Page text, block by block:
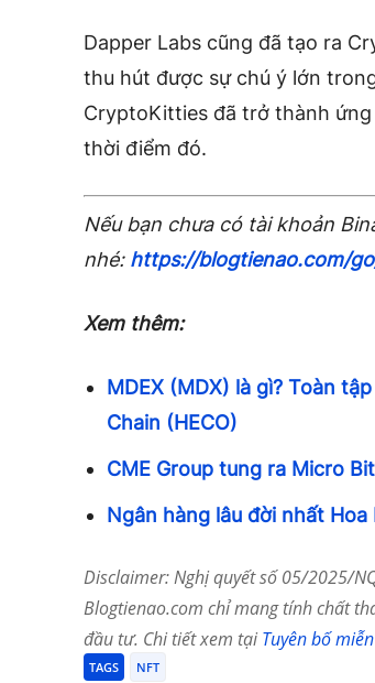
Dapper Labs cũng đã tạo ra
thu hút được sự chú ý lớn
CryptoKitties đã trở thành
thời điểm đó.
Nếu bạn chưa có tài khoản
nhé: https://blogtienao.com/
Xem thêm:
MDEX (MDX) là gì? Toàn
Chain (HECO)
CME Group tung ra Micro
Ngân hàng lâu đời nhất
Disclaimer: Nghị quyết số 05/2025/
Blogtienao.com chỉ mang tính chất
đầu tư. Chi tiết xem tạiTuyên bố
TAGS NFT